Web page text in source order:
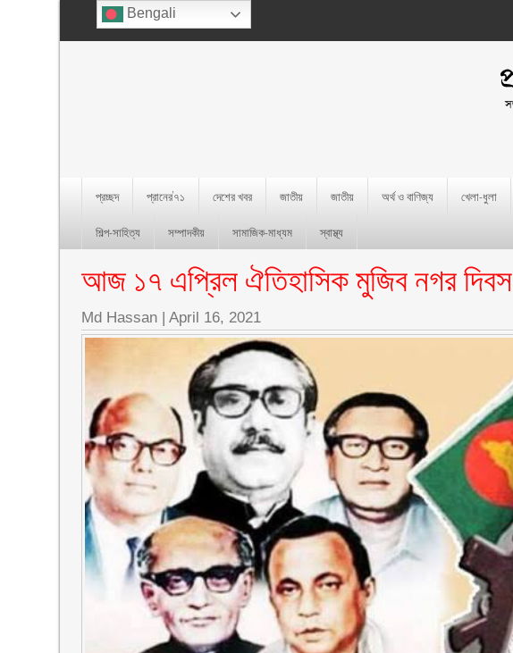
প্রচ্ছদ প্রানের’৭১ দেশের খবর জাতীয় জাতীয় অর্থ ও বাণিজ্য খেলা-ধুলা
শিল্প-সাহিত্য
সম্পাদকীয় সামাজিক-মাধ্যম স্বাস্থ্য
আজ ১৭ এপ্রিল ঐতিহাসিক মুজিব নগর দিবস
Md Hassan |April 16, 2021
Bengali